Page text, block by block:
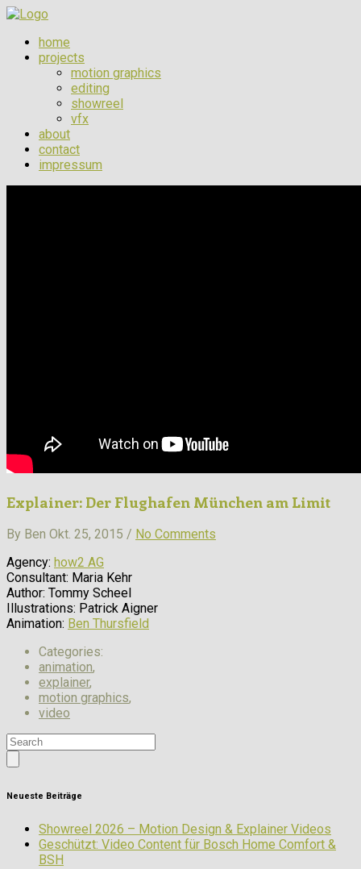
home
projects
motion graphics
editing
showreel
vfx
about
contact
impressum
Explainer: Der Flughafen München am Limit
By Ben Okt. 25, 2015 / No Comments
Agency: how2 AG
Consultant: Maria Kehr
Author: Tommy Scheel
Illustrations: Patrick Aigner
Animation: Ben Thursfield
Categories:
animation,
explainer,
motion graphics,
video
Neueste Beiträge
Showreel 2026 – Motion Design & Explainer Videos
Geschützt: Video Content für Bosch Home Comfort &
BSH